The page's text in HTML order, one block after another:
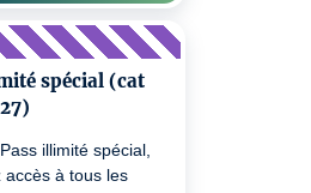
spécial (cat
illimité spécial,
accès à tous les